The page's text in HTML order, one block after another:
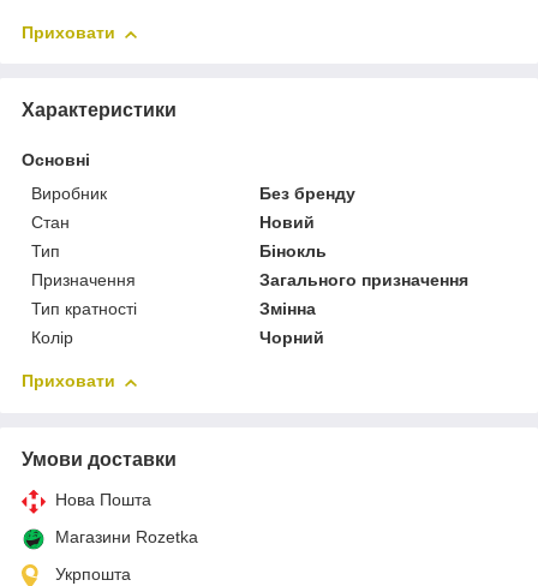
Приховати
Характеристики
Основні
Виробник
Без бренду
Стан
Новий
Тип
Бінокль
Призначення
Загального призначення
Тип кратності
Змінна
Колір
Чорний
Приховати
Умови доставки
Нова Пошта
Магазини Rozetka
Укрпошта